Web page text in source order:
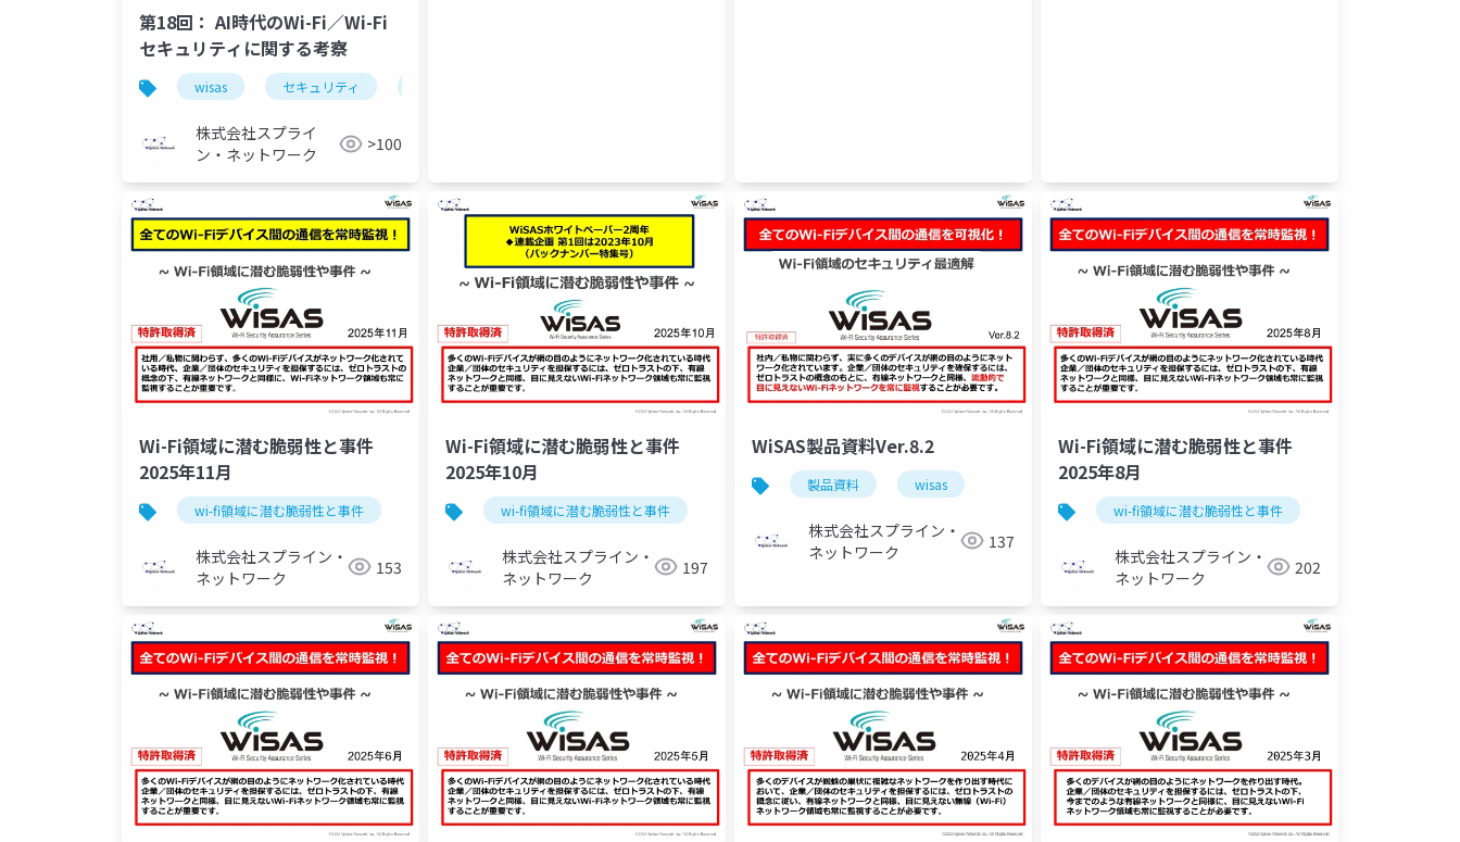
第18回： AI時代のWi-Fi／Wi-Fi
セキュリティに関する考察
wisas セキュリティ
株式会社スプライ
ン・ネットワーク
>100
Wi-Fi領域に潜む脆弱性と事件
2025年11月
wi-fi領域に潜む脆弱性と事件 セキュリティ
株式会社スプライン・
ネットワーク
153
Wi-Fi領域に潜む脆弱性と事件
2025年10月
wi-fi領域に潜む脆弱性と事件
株式会社スプライン・
ネットワーク
197
WiSAS製品資料Ver.8.2
製品資料 wisas
株式会社スプライン・
ネットワーク
137
Wi-Fi領域に潜む脆弱性と事件
2025年8月
wi-fi領域に潜む脆弱性と事件
株式会社スプライン・
ネットワーク
202